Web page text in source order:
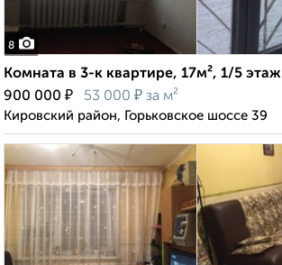
8
Комната в 3-к квартире, 17м², 1/5 этаж
900 000 ₽ 53 000 ₽ за м²
Кировский район, Горьковское шоссе 39